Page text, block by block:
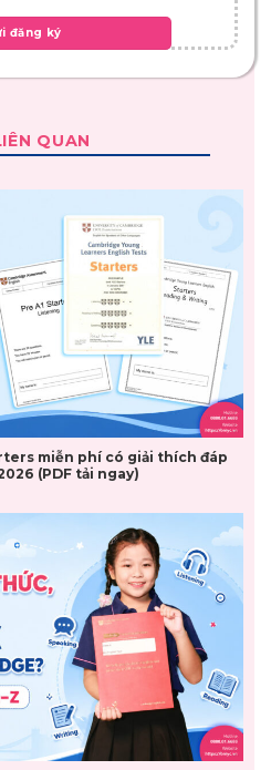
QUAN
miễn phí có giải thích đáp
(PDF tải ngay)